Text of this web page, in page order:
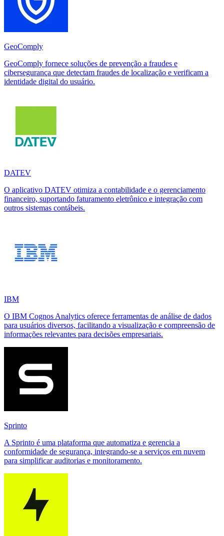
GeoComply
GeoComply fornece soluções de prevenção a fraudes e
cibersegurança que detectam fraudes de localização e verificam a
identidade digital do usuário.
DATEV
O aplicativo DATEV otimiza a contabilidade e o gerenciamento
financeiro, suportando faturamento eletrônico e integração com
outros sistemas contábeis.
IBM
O IBM Cognos Analytics oferece ferramentas de análise de dados
para usuários diversos, facilitando a visualização e compreensão de
informações relevantes para decisões empresariais.
Sprinto
A Sprinto é uma plataforma que automatiza e gerencia a
conformidade de segurança, integrando-se a serviços em nuvem
para simplificar auditorias e monitoramento.